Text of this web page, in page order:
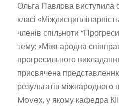
Ольга Павлова виступила
класі
членів спільноти
тему: «Міжнародна
прогресильного
присвячена
результатів
Movex, у якому кафедра